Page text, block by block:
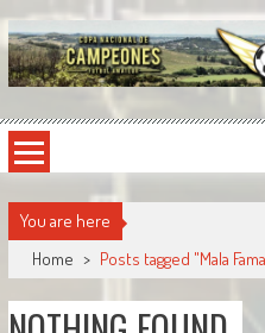
to
content
Copa Nacional de
El torneo semestral que reúne a los
You are here
Home > Posts tagged "Mala